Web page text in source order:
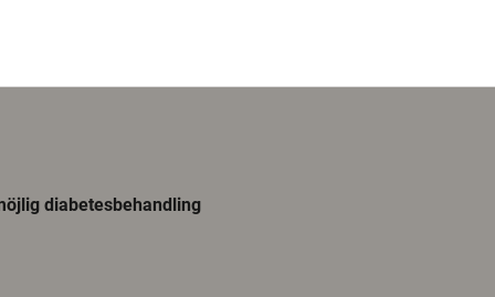
diabetesbehandling